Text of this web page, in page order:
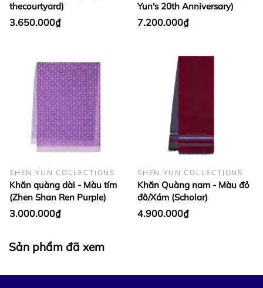
thecourtyard)
3.650.000₫
Yun's 20th Anniversary)
7.200.000₫
SHEN YUN COLLECTIONS
Khăn quàng dài - Màu tím
(Zhen Shan Ren Purple)
3.000.000₫
SHEN YUN COLLECTIONS
Khăn Quàng nam - Màu đỏ
đô/Xám (Scholar)
4.900.000₫
Sản phẩm đã xem